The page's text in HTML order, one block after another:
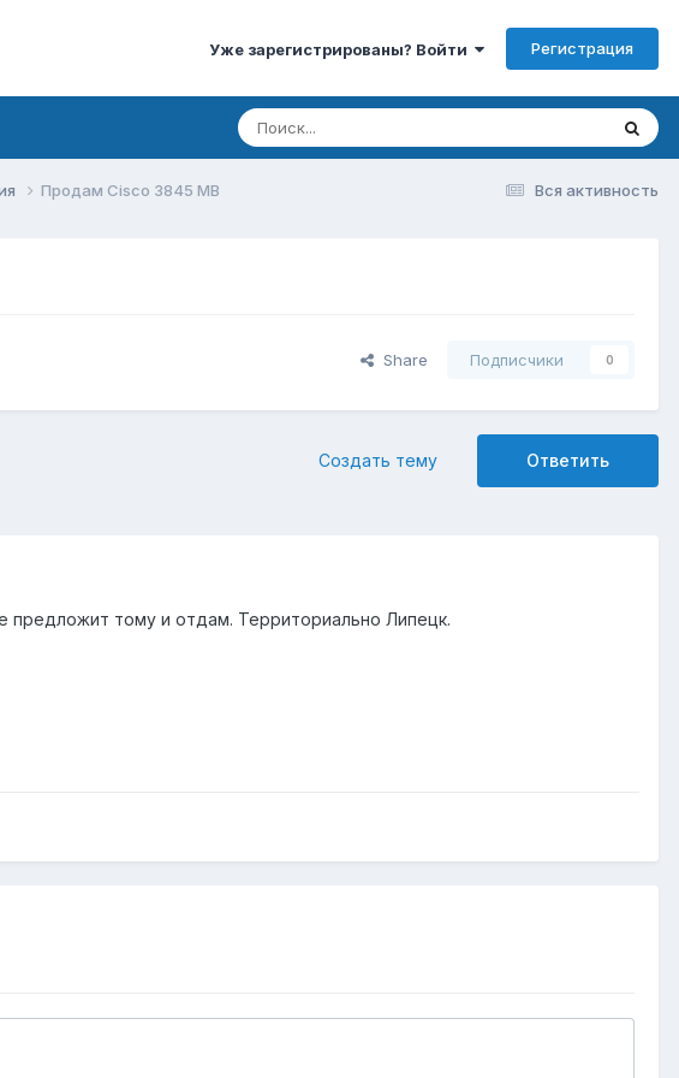
Уже зарегистрированы? Войти Регистрация
Вся активность
Продам Cisco 3845 MB
Share Подписчики 0
Ответить
Создать тему
тому и отдам. Территориально Липецк.